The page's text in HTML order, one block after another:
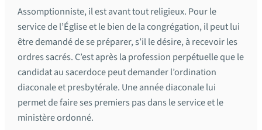
Assomptionniste, il est avant tout religieux. Pour le
service de l’Église et le bien de la congrégation, il peut lui
être demandé de se préparer, s’il le désire, à recevoir les
ordres sacrés. C’est après la profession perpétuelle que le
candidat au sacerdoce peut demander l’ordination
diaconale et presbytérale. Une année diaconale lui
permet de faire ses premiers pas dans le service et le
ministère ordonné.